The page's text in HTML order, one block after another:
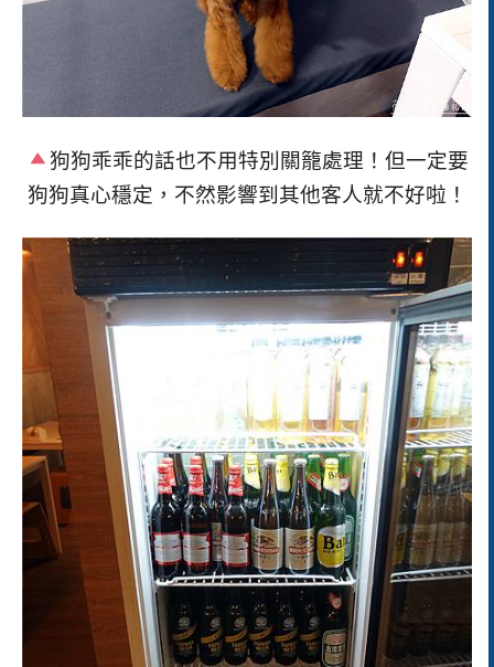
狗狗乖乖的話也不用特別關籠處理！但一定要
狗狗真心穩定，不然影響到其他客人就不好啦！